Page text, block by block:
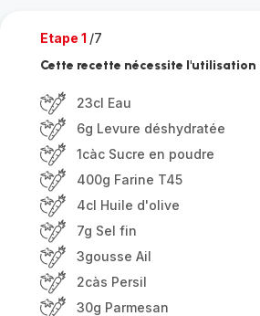
Etape 1 /7
Cette recette nécessite l'utilisation
23cl Eau
6g Levure déshydratée
1càc Sucre en poudre
400g Farine T45
4cl Huile d'olive
7g Sel fin
3gousse Ail
2càs Persil
30g Parmesan